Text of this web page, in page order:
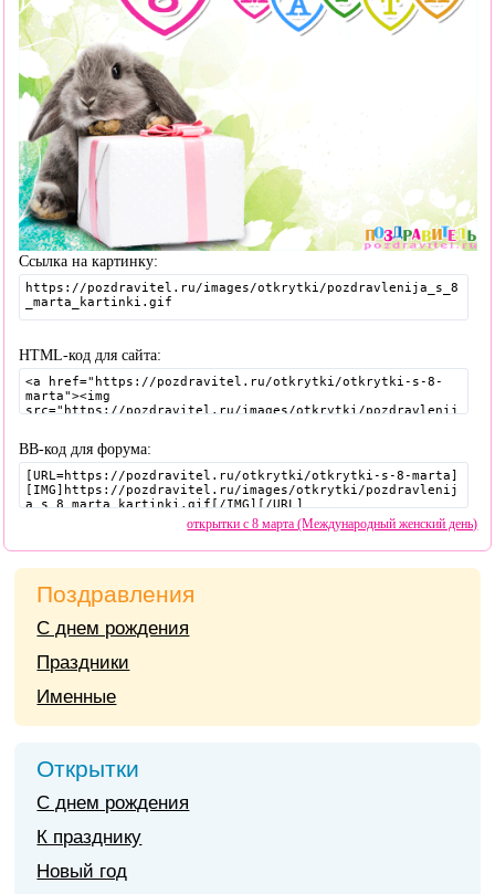
Ссылка на картинку:
HTML-код для сайта:
BB-код для форума:
открытки с 8 марта (Международный женский день)
Поздравления
С днем рождения
Праздники
Именные
Открытки
С днем рождения
К празднику
Новый год